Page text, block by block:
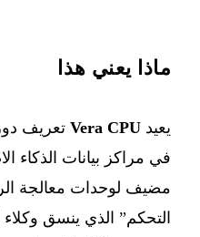
ماذا يعني هذا
يعيد Vera CPU تعريف
في مراكز بيانات الذكاء
مضيف لوحدات معالجة
التحكم” الذي ينسق وكلاء